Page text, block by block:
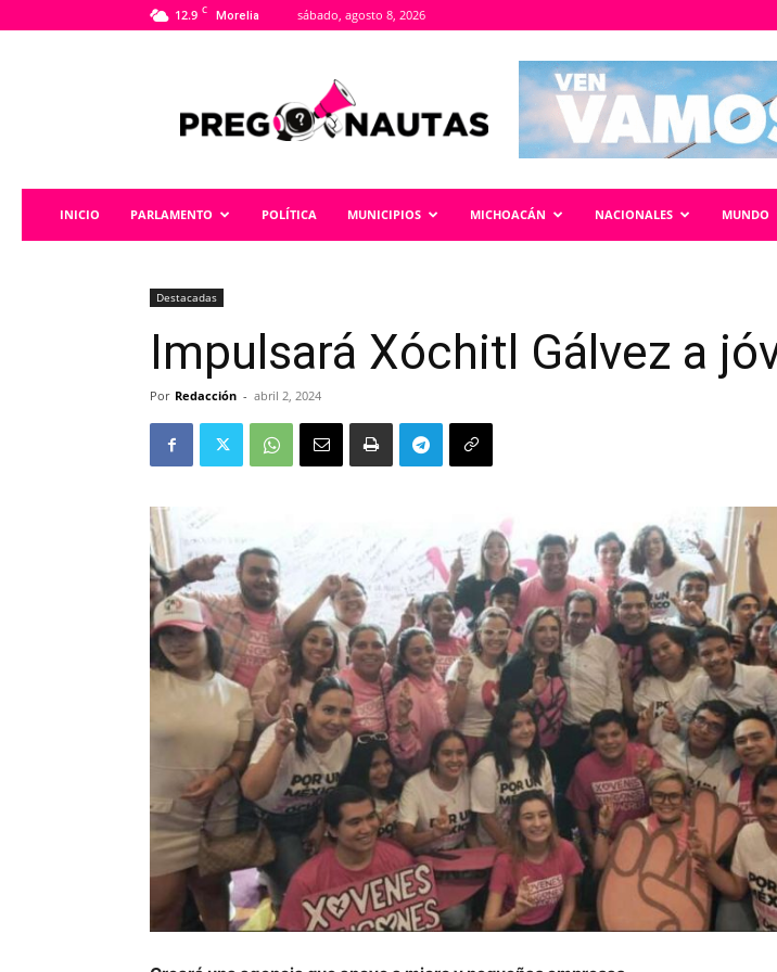
12.9 C Morelia sábado, agosto 8, 2026
INICIO PARLAMENTO POLÍTICA MUNICIPIOS MICHOACÁN NACIONALES MUNDO
Destacadas
Impulsará Xóchitl Gálvez a
Por Redacción - abril 2, 2024